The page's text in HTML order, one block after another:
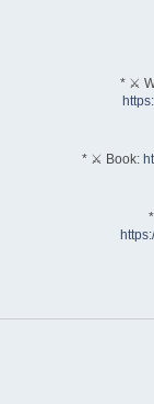
* ⚔
* ⚔ Book: